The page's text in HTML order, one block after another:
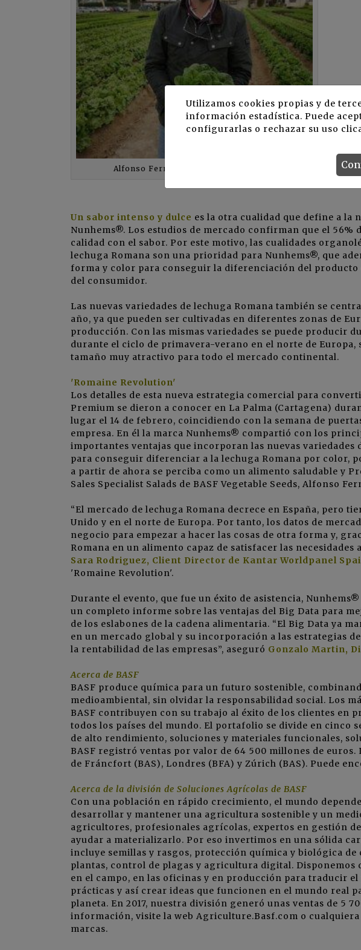
Alfonso Fernández Salas, de Nunhems
Un sabor intenso y dulce es la otra cualidad que define a la
Nunhems®. Los estudios de mercado confirman que el 56%
calidad con el sabor. Por este motivo, las cualidades
lechuga Romana son una prioridad para Nunhems®, que
forma y color para conseguir la diferenciación del
del consumidor.
Las nuevas variedades de lechuga Romana también se
año, ya que pueden ser cultivadas en diferentes zonas de
producción. Con las mismas variedades se puede producir
durante el ciclo de primavera-verano en el norte de
tamaño muy atractivo para todo el mercado continental.
'Romaine Revolution'
Los detalles de esta nueva estrategia comercial para
Premium se dieron a conocer en La Palma (Cartagena)
lugar el 14 de febrero, coincidiendo con la semana de
empresa. En él la marca Nunhems® compartió con los
importantes ventajas que incorporan las nuevas variedades
para conseguir diferenciar a la lechuga Romana por color,
a partir de ahora se perciba como un alimento saludable y
Sales Specialist Salads de BASF Vegetable Seeds, Alfonso
“El mercado de lechuga Romana decrece en España, pero
Unido y en el norte de Europa. Por tanto, los datos de
negocio para empezar a hacer las cosas de otra forma y,
Romana en un alimento capaz de satisfacer las
Sara Rodriguez, Client Director de Kantar Worldpanel
'Romaine Revolution'.
Durante el evento, que fue un éxito de asistencia,
un completo informe sobre las ventajas del Big Data para
de los eslabones de la cadena alimentaria. “El Big Data ya
en un mercado global y su incorporación a las estrategias
la rentabilidad de las empresas”, aseguró Gonzalo Martin,
Acerca de BASF
BASF produce química para un futuro sostenible,
medioambiental, sin olvidar la responsabilidad social. Los
BASF contribuyen con su trabajo al éxito de los clientes en
todos los países del mundo. El portafolio se divide en cinco
de alto rendimiento, soluciones y materiales funcionales,
BASF registró ventas por valor de 64 500 millones de euros.
de Fráncfort (BAS), Londres (BFA) y Zúrich (BAS). Puede
Acerca de la división de Soluciones Agrícolas de BASF
Con una población en rápido crecimiento, el mundo
desarrollar y mantener una agricultura sostenible y un
agricultores, profesionales agrícolas, expertos en gestión
ayudar a materializarlo. Por eso invertimos en una sólida
incluye semillas y rasgos, protección química y biológica de
plantas, control de plagas y agricultura digital. Disponemos
en el campo, en las oficinas y en producción para traducir
prácticas y así crear ideas que funcionen en el mundo real
planeta. En 2017, nuestra división generó unas ventas de 5
información, visite la web Agriculture.Basf.com o cualquiera
marcas.
Utilizamos cookies propias y de
información estadística. Puede
configurarlas o rechazar su uso